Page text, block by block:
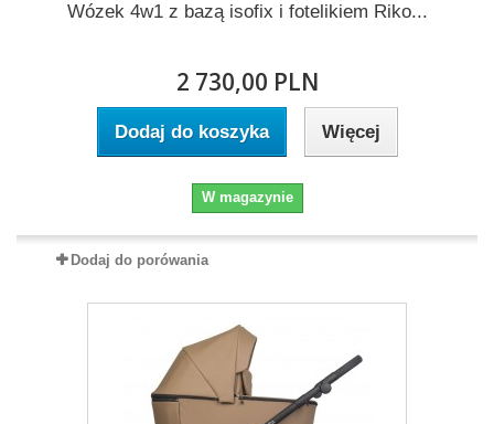
Wózek 4w1 z bazą isofix i fotelikiem Riko...
2 730,00 PLN
Dodaj do koszyka Więcej
W magazynie
Dodaj do porówania